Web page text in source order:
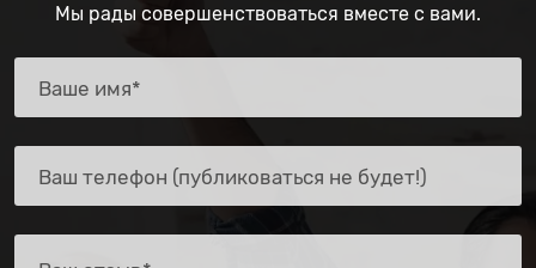
Мы рады совершенствоваться вместе с вами.